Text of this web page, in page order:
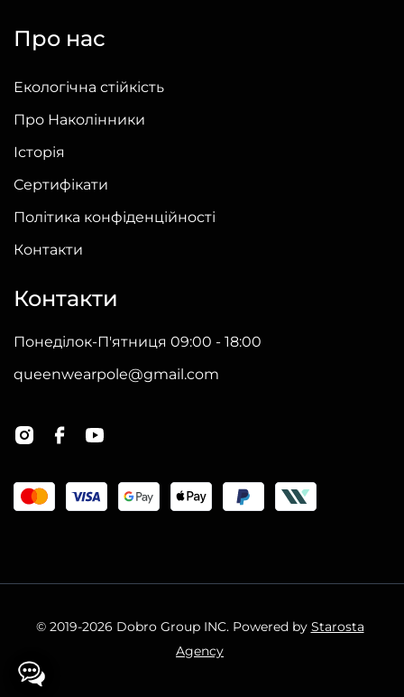
Про нас
Екологічна стійкість
Про Наколінники
Історія
Сертифікати
Політика конфіденційності
Контакти
Контакти
Понеділок-П'ятниця 09:00 - 18:00
queenwearpole@gmail.com
© 2019-2026 Dobro Group INC. Powered by Starosta
Agency